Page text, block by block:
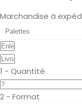
Marchandise à
1 - Quantité
2 - Format